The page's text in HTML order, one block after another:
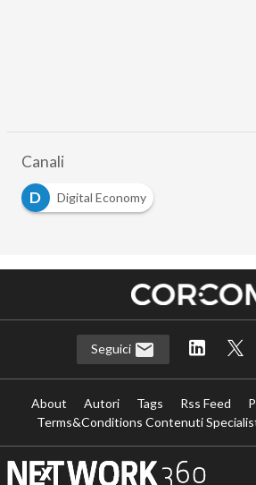
Canali
D
Digital Economy
Seguici
About Autori Tags Rss Feed
Terms&Conditions Contenuti